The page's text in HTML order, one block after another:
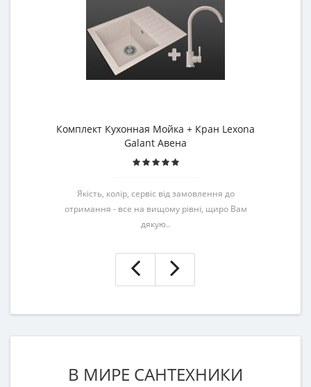
Комплект Кухонная Мойка + Кран Lexona
Galant Авена
Якість, колір, сервіс від замовлення до
отримання - все на вищому рівні, щиро Вам
дякую..
В МИРЕ САНТЕХНИКИ